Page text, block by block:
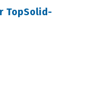
TopSolid-